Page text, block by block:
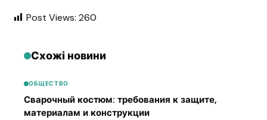
Post Views: 260
Схожі новини
ОБЩЕСТВО
Сварочный костюм: требования к защите,
материалам и конструкции